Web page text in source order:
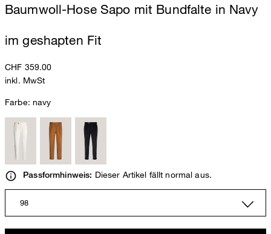
Baumwoll-Hose Sapo mit Bundfalte in Navy
im geshapten Fit
CHF 359.00
inkl. MwSt
Farbe: navy
Passformhinweis: Dieser Artikel fällt normal aus.
98